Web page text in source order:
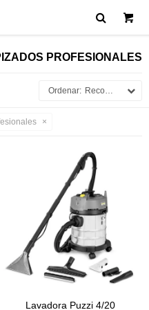
PROFESIONALES
Recomendados
Lavadora Puzzi 4/20